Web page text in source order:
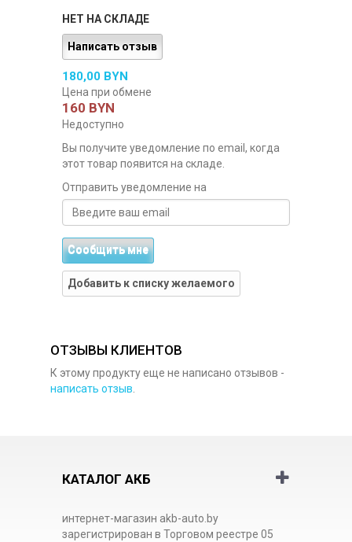
НЕТ НА СКЛАДЕ
Написать отзыв
180,00 BYN
Цена при обмене
160 BYN
Недоступно
Вы получите уведомление по email, когда
этот товар появится на складе.
Отправить уведомление на
Сообщить мне
Добавить к списку желаемого
ОТЗЫВЫ КЛИЕНТОВ
К этому продукту еще не написано отзывов -
написать отзыв
КАТАЛОГ АКБ
интернет-магазин akb-auto.by
зарегистрирован в Торговом реестре 05